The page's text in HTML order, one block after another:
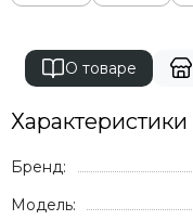
О товаре
Характеристики
Бренд:
Модель: